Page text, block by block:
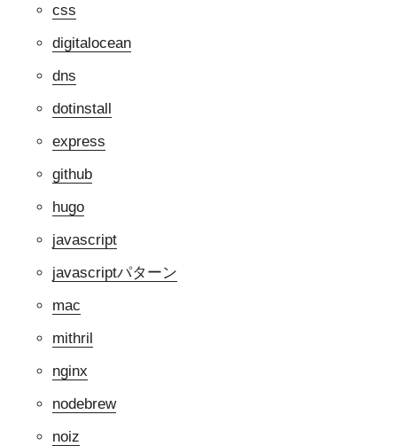
css
digitalocean
dns
dotinstall
express
github
hugo
javascript
javascriptパターン
mac
mithril
nginx
nodebrew
noiz